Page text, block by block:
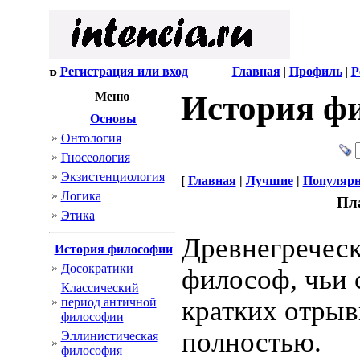
Регистрация или вход Главная| Профиль|
Меню
Основы
Онтология
Гносеология
Экзистенциология
Логика
Этика
История философии
Досократики
Классический
период античной
философии
Эллинистическая
философия
История
[ Главная| Лучшие|
философ, чьи
кратких
полностью.